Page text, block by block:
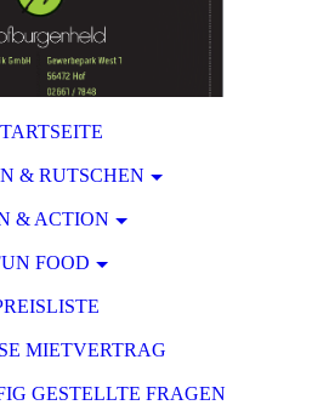
& RUTSCHEN
& ACTION
FOOD
MIETVERTRAG
GESTELLTE FRAGEN